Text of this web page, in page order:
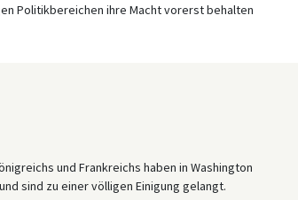
Politikbereichen ihre Macht vorerst behalten
und Frankreichs haben in Washington
sind zu einer völligen Einigung gelangt.